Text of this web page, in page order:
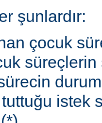
şunlardır:
çocuk
süreçlerin
istek